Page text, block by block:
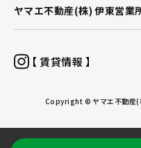
ヤマエ不動産(株) 伊東営業
【 賃貸情報 】
Copyright © ヤマエ不動産